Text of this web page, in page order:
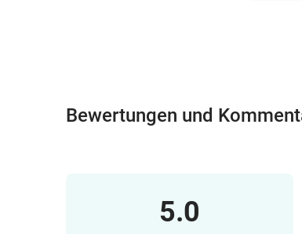
Bewertungen und
5.0